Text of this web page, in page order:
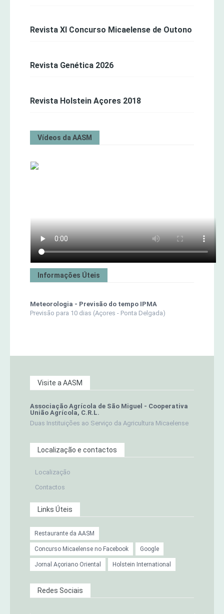
Revista XI Concurso Micaelense de Outono
Revista Genética 2026
Revista Holstein Açores 2018
Vídeos da AASM
Informações Úteis
Meteorologia - Previsão do tempo IPMA
Previsão para 10 dias (Açores - Ponta Delgada)
Visite a AASM
Associação Agrícola de São Miguel - Cooperativa
União Agrícola, C.R.L.
Duas Instituições ao Serviço da Agricultura Micaelense
Localização e contactos
Localização
Contactos
Links Úteis
Restaurante da AASM
Concurso Micaelense no Facebook Google
Jornal Açoriano Oriental Holstein International
Redes Sociais